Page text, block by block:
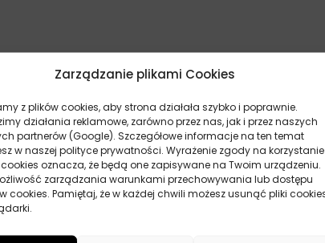
Zarządzanie plikami Cookies
z plików cookies, aby strona działała szybko i poprawnie.
działania reklamowe, zarówno przez nas, jak i przez naszych
partnerów (Google). Szczegółowe informacje na ten temat
w naszej polityce prywatności. Wyrażenie zgody na korzystanie
cookies oznacza, że będą one zapisywane na Twoim urządzeniu.
zarządzania warunkami przechowywania lub dostępu
cookies. Pamiętaj, że w każdej chwili możesz usunąć pliki